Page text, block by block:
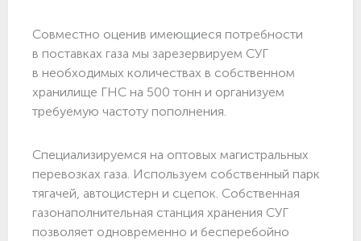
Совместно оценив имеющиеся потребности
в поставках газа мы зарезервируем СУГ
в необходимых количествах в собственном
хранилище ГНС на 500 тонн и организуем
требуемую частоту пополнения.
Специализируемся на оптовых магистральных
перевозках газа. Используем собственный парк
тягачей, автоцистерн и сцепок. Собственная
газонаполнительная станция хранения СУГ
позволяет одновременно и бесперебойно